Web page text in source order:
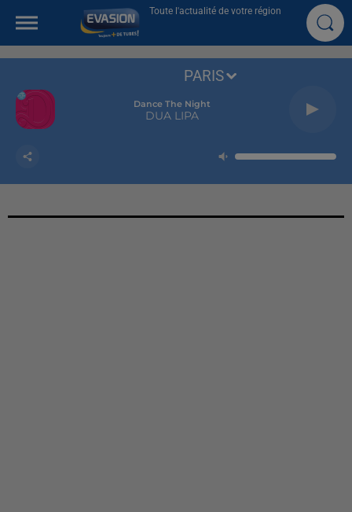
Toute l'actualité de votre région
Dance The Night
DUA LIPA
PARIS